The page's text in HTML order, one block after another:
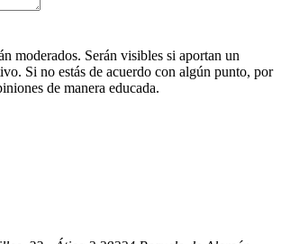
moderados. Serán visibles si aportan un
Si no estás de acuerdo con algún punto, por
de manera educada.